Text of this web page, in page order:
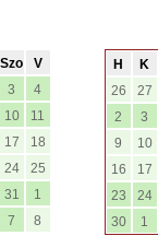
Szo
V
3
4
10
11
17
18
24
25
31
1
7 8
H K
26
27
2
3
9
10
16
17
23
24
30
1